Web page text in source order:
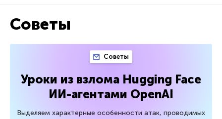
Советы
Советы
Уроки из взлома Hugging Face
ИИ-агентами OpenAI
Выделяем характерные особенности атак, проводимых